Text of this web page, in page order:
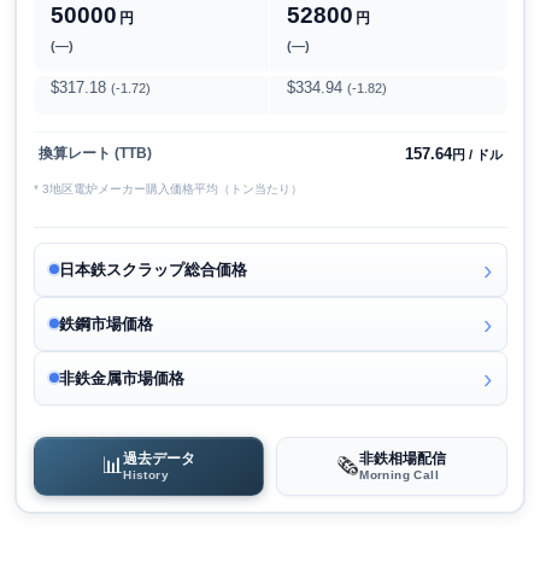
50000 円
(―)
52800 円
(―)
$317.18 (-1.72) $334.94 (-1.82)
換算レート (TTB) 157.64円 / ドル
* 3地区電炉メーカー購入価格平均（トン当たり）
日本鉄スクラップ総合価格
鉄鋼市場価格
非鉄金属市場価格
📊過去データ
History 🗞️非鉄相場配信
Morning Call